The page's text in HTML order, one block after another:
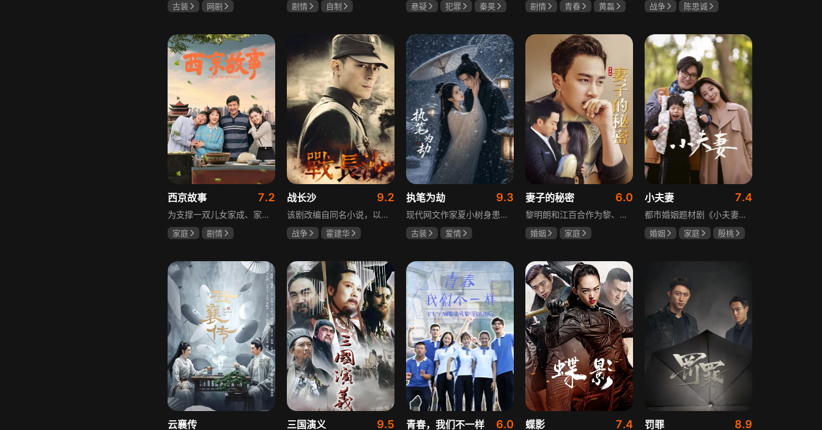
古装
网剧
剧情
自制
悬疑 犯罪
秦昊
剧情 青春
黄磊
战争
陈思诚
西京故事 7.2
为支撑一双儿女家成、家秀的“求学大业”，一家之主罗天福携妻子慧娟进了西京城。在西京城里，罗天福见证了身边的小人物们在大城市的生存之难，自身也经历了种种艰辛：饼铺生意屡屡受挫，妻子慧娟不满他“固执守旧”的经营方式闹起分居，儿子家成无法适应从乡村到城市的生活状况不断离校出走，重重打击不断袭来，使他头一次对自己坚守多年的人生观和价值观产生怀疑。自己这样做究竟是对是错，城市是不是真的不适合他这种“坚持老一套”的人生存。女儿家秀的支持鼓励使罗天福重拾信心，那些曾经接受罗天福帮助的人也反过来帮助他，纠缠不清的矛盾随之一一化解。罗家人终于在西京这座大城扎下了根，向着美好的未来继续前行。该剧围绕农村家庭在城市的奋斗历程展开，展现了小人物的坚韧与善良，充满了励志色彩与现实关怀。
家庭
剧情
战长沙 9.2
该剧改编自同名小说，以中国近代史上著名的“长沙会战”为背景，借由长沙城一户普通胡姓人家在战争中的命运浮沉，展现战火的无情以及在日军铁蹄侵略下中华儿女奋起抗战的不屈精神。1938年10月日军攻陷武汉，长沙危在旦夕，城中茶园巷的胡家人在孙女婿薛君山的支持下，为最宠爱的龙凤胎湘湘和小满安排退路。薛君山先将湘湘介绍给留洋归来保卫长沙的顾清明，可惜二人一见面便势同水火，薛君山只好另选人家。湘湘订婚当日，蒋介石密令火烧长沙，因指挥失当酿成巨大灾难，繁华古城毁于一旦，很多人包括湘湘的未婚夫一家被活活烧死。焦土上，各地英雄儿女齐聚长沙，和湖南人民一起阻挡敌人铁蹄，胡家人也在劫难中演绎了一幕幕悲欢离合。
战争
霍建华
执笔为劫 9.3
现代网文作家夏小树身患绝症，临终前未能完成最后一部长篇小说，带着遗憾离世，却意外穿越进自己笔下的世界，成为书中的明月公主。夏小树步步为营，一次次改写危机。当夏小树耗尽预知，失去剧本掌控，她和萧景琰的命运急转直下。萧景琰被逼另娶他人，两人被迫私奔，却在曙光初现时遭遇追兵——夏小树中箭身亡，萧景琰抱着她痛不欲生。十年后，登基为帝的萧景琰在上元灯会上，遇见一个提着兔子灯的姑娘，与当年的明月一模一样……
古装
爱情
妻子的秘密 6.0
黎明朗和江百合作为黎、江两大集团的继承人，即将订婚，一场完美婚姻却在一日之间沦为悲剧前奏。订婚当日变故夺去百合父母生命，她临危受命挑起江氏重担，明朗不顾家人反对将她接进黎家。黎母想赶走百合，秘书宁夏誓夺回明朗，大哥黎天图谋篡夺黎氏家产，三个家庭命运就此牵动。千万巨债、身世之谜、婆媳之争、丧子之痛等接踵而至，明朗与百合的爱情历经重重危机，迷失的错爱能否被真情指引。
婚姻
家庭
小夫妻 7.4
都市婚姻题材剧《小夫妻》围绕经营十年婚姻的周全与车莉展开，原本家庭美满的二人突遭变故：周全怀才不遇还意外被裁员，车莉则被迫赶鸭子上架仓促创业，不可预期的生活变动让他们的婚姻陷入僵局。而立之年的两人，在现实压力与情感拉扯中挣扎，面临诸多矛盾与考验，他们能否重新调整生活节奏，修复婚姻关系，回到幸福生活的轨道，是该剧的核心看点。
婚姻 家庭
殷桃
云襄传 三国演义 9.5 青春，我们不一样 6.0 蝶影 7.4 罚罪 8.9